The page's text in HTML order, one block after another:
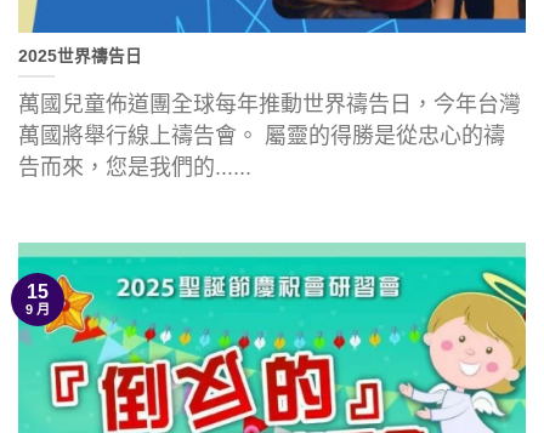
2025世界禱告日
萬國兒童佈道團全球每年推動世界禱告日，今年台灣
萬國將舉行線上禱告會。 屬靈的得勝是從忠心的禱
告而來，您是我們的......
15
9 月